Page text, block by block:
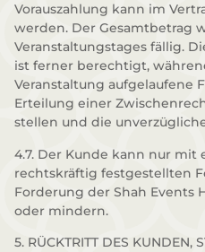
Vorauszahlung kann im
werden. Der Gesamtbetrag
Veranstaltungstages fällig.
ist ferner berechtigt,
Veranstaltung aufgelaufene
Erteilung einer
stellen und die
4.7. Der Kunde kann nur
rechtskräftig festgestellten
Forderung der Shah Events
oder mindern.
5. RÜCKTRITT DES KUNDEN,